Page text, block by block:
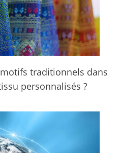
traditionnels dans
personnalisés ?